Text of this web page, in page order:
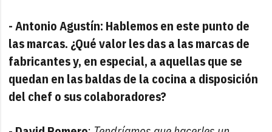
- Antonio Agustín: Hablemos en este punto de
las marcas. ¿Qué valor les das a las marcas de
fabricantes y, en especial, a aquellas que se
quedan en las baldas de la cocina a disposición
del chef o sus colaboradores?